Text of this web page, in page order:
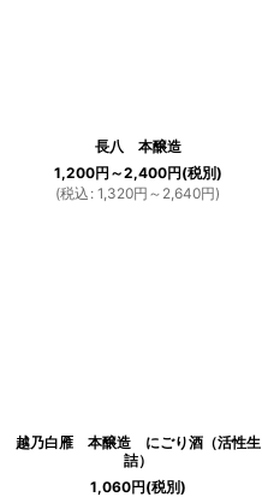
長八 本醸造
1,200円 ～2,400円(税別)
(税込 : 1,320円 ～2,640円)
越乃白雁 本醸造 にごり酒（活性生
詰）
1,060円(税別)